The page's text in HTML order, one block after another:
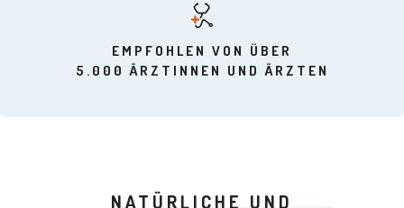
EMPFOHLEN VON ÜBER
5.000 ÄRZTINNEN UND ÄRZTEN
NATÜRLICHE UND